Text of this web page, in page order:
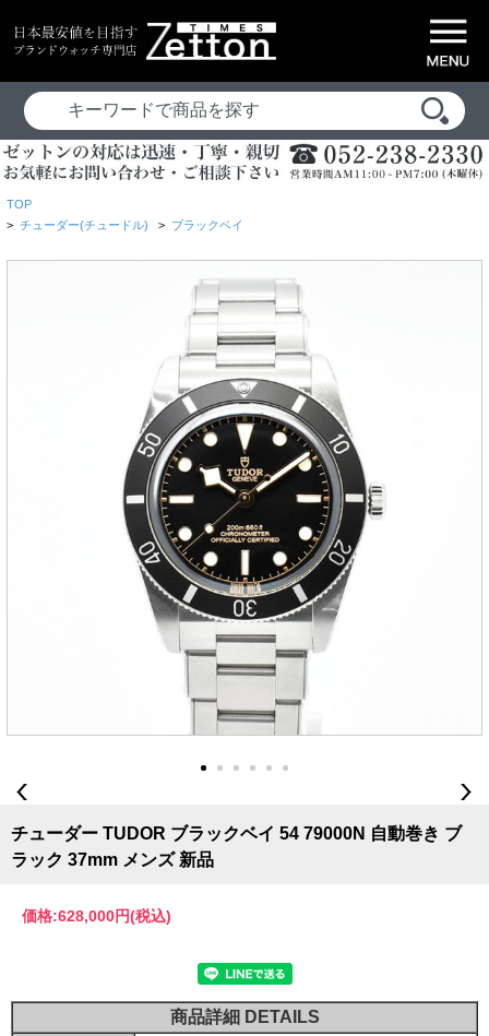
TOP
> チューダー(チュードル) > ブラックベイ
チューダー TUDOR ブラックベイ 54 79000N 自動巻き ブ
ラック 37mm メンズ 新品
価格:628,000円(税込)
商品詳細 DETAILS